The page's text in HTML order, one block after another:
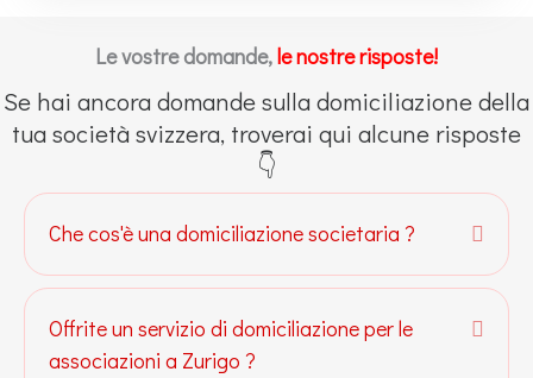
Le vostre domande,le nostre risposte!
Se hai ancora domande sulla domiciliazione della
tua società svizzera, troverai qui alcune risposte
👇
Che cos'è una domiciliazione societaria ?
Offrite un servizio di domiciliazione per le
associazioni a Zurigo ?